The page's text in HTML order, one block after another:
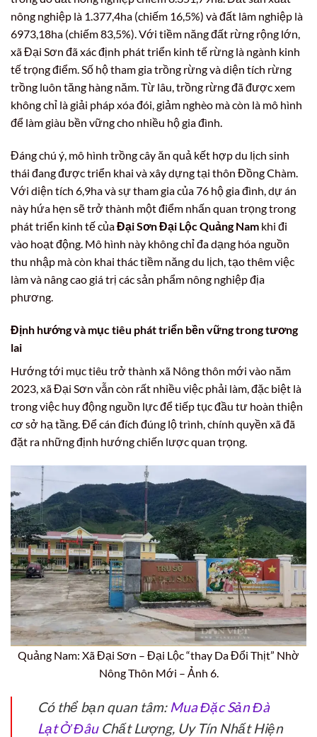
nông nghiệp là 1.377,4ha (chiếm 16,5%) và đất lâm nghiệp là
6973,18ha (chiếm 83,5%). Với tiềm năng đất rừng rộng lớn,
xã Đại Sơn đã xác định phát triển kinh tế rừng là ngành kinh
tế trọng điểm. Số hộ tham gia trồng rừng và diện tích rừng
trồng luôn tăng hàng năm. Từ lâu, trồng rừng đã được xem
không chỉ là giải pháp xóa đói, giảm nghèo mà còn là mô hình
để làm giàu bền vững cho nhiều hộ gia đình.
Đáng chú ý, mô hình trồng cây ăn quả kết hợp du lịch sinh
thái đang được triển khai và xây dựng tại thôn Đồng Chàm.
Với diện tích 6,9ha và sự tham gia của 76 hộ gia đình, dự án
này hứa hẹn sẽ trở thành một điểm nhấn quan trọng trong
phát triển kinh tế củaĐại Sơn Đại Lộc Quảng Nam khi đi
vào hoạt động. Mô hình này không chỉ đa dạng hóa nguồn
thu nhập mà còn khai thác tiềm năng du lịch, tạo thêm việc
làm và nâng cao giá trị các sản phẩm nông nghiệp địa
phương.
Định hướng và mục tiêu phát triển bền vững trong tương
lai
Hướng tới mục tiêu trở thành xã Nông thôn mới vào năm
2023, xã Đại Sơn vẫn còn rất nhiều việc phải làm, đặc biệt là
trong việc huy động nguồn lực để tiếp tục đầu tư hoàn thiện
cơ sở hạ tầng. Để cán đích đúng lộ trình, chính quyền xã đã
đặt ra những định hướng chiến lược quan trọng.
Quảng Nam: Xã Đại Sơn – Đại Lộc “thay Da Đổi Thịt” Nhờ
Nông Thôn Mới – Ảnh 6.
Có thể bạn quan tâm: Mua Đặc Sản Đà
Lạt Ở ĐâuChất Lượng, Uy Tín Nhất Hiện